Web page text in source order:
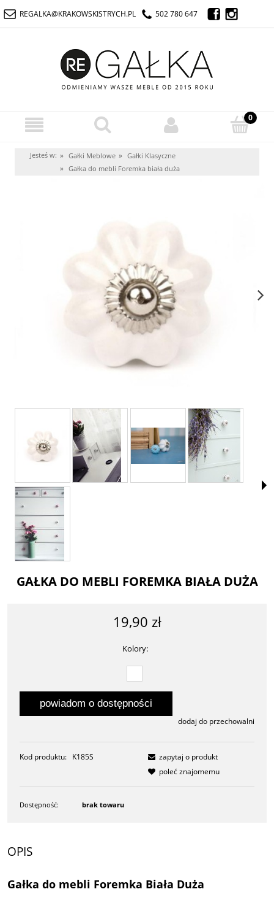
REGALKA@KRAKOWSKISTRYCH.PL 502 780 647
Jesteś w: » Gałki Meblowe » Gałki Klasyczne
» Gałka do mebli Foremka biała duża
GAŁKA DO MEBLI FOREMKA BIAŁA DUŻA
19,90 zł
Kolory:
powiadom o dostępności
dodaj do przechowalni
Kod produktu: K185S
zapytaj o produkt
poleć znajomemu
Dostępność: brak towaru
OPIS
Gałka do mebli Foremka Biała Duża